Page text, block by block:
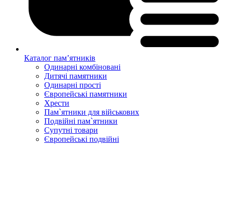
Каталог пам’ятників
Одинарні комбіновані
Дитячі памятники
Одинарні прості
Європейські памятники
Хрести
Пам`ятники для військових
Подвійні пам`ятники
Супутні товари
Європейські подвійні